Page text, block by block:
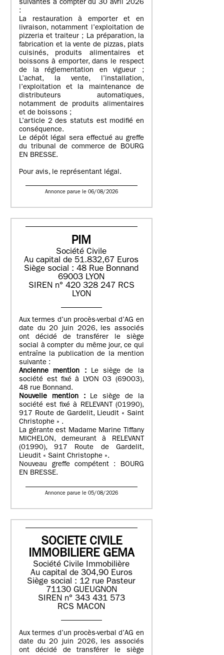
suivantes à compter du 30 avril 2026
:
La restauration à emporter et en
livraison, notamment l’exploitation de
pizzeria et traiteur ; La préparation, la
fabrication et la vente de pizzas, plats
cuisinés, produits alimentaires et
boissons à emporter, dans le respect
de la réglementation en vigueur ;
L’achat, la vente, l’installation,
l’exploitation et la maintenance de
distributeurs automatiques,
notamment de produits alimentaires
et de boissons ;
L’article 2 des statuts est modifié en
conséquence.
Le dépôt légal sera effectué au greffe
du tribunal de commerce de BOURG
EN BRESSE.
Pour avis, le représentant légal.
Annonce parue le 06/08/2026
PIM
Société Civile
Au capital de 51.832,67 Euros
Siège social : 48 Rue Bonnand
69003 LYON
SIREN n° 420 328 247 RCS
LYON
Aux termes d’un procès-verbal d’AG en
date du 20 juin 2026, les associés
ont décidé de transférer le siège
social à compter du même jour, ce qui
entraîne la publication de la mention
suivante :
Ancienne mention : Le siège de la
société est fixé à LYON 03 (69003),
48 rue Bonnand.
Nouvelle mention :
Le siège de la
société est fixé à RELEVANT (01990),
917 Route de Gardelit, Lieudit « Saint
Christophe » .
La gérante est Madame Marine Tiffany
MICHELON, demeurant à RELEVANT
(01990), 917 Route de Gardelit,
Lieudit « Saint Christophe ».
Nouveau greffe compétent : BOURG
EN BRESSE.
Annonce parue le 05/08/2026
SOCIETE CIVILE
IMMOBILIERE GEMA
Société Civile Immobilière
Au capital de 304,90 Euros
Siège social : 12 rue Pasteur
71130 GUEUGNON
SIREN n° 343 431 573
RCS MACON
Aux termes d’un procès-verbal d’AG en
date du 20 juin 2026, les associés
ont décidé de transférer le siège